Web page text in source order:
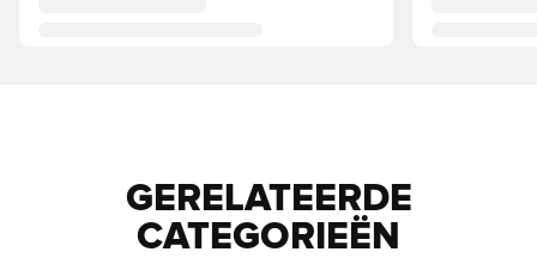
GERELATEERDE
CATEGORIEËN